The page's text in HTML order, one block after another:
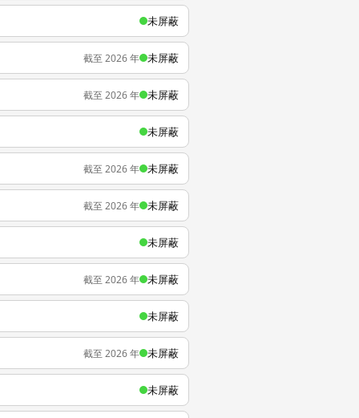
未屏蔽
截至 2026 年 未屏蔽
截至 2026 年 未屏蔽
未屏蔽
截至 2026 年 未屏蔽
截至 2026 年 未屏蔽
未屏蔽
截至 2026 年 未屏蔽
未屏蔽
截至 2026 年 未屏蔽
未屏蔽